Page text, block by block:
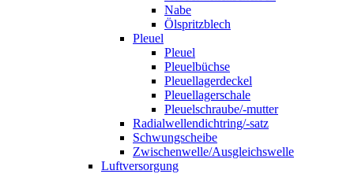
Nabe
Ölspritzblech
Pleuel
Pleuel
Pleuelbüchse
Pleuellagerdeckel
Pleuellagerschale
Pleuelschraube/-mutter
Radialwellendichtring/-satz
Schwungscheibe
Zwischenwelle/Ausgleichswelle
Luftversorgung